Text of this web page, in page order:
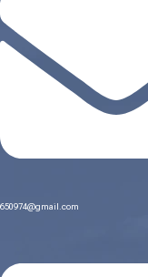
650974@gmail.com